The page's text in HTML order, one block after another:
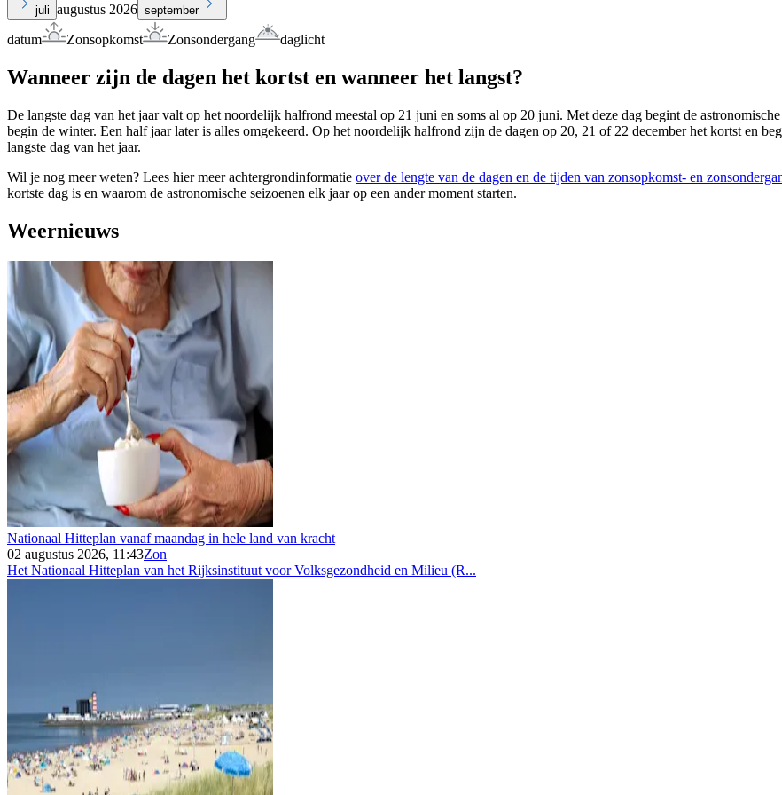
juli augustus 2026 september
datum Zonsopkomst Zonsondergang daglicht
Wanneer zijn de dagen het kortst en wanneer het langst?
De langste dag van het jaar valt op het noordelijk halfrond meestal op 21 juni en soms al op 20 juni. Met deze dag begint de
begin de winter. Een half jaar later is alles omgekeerd. Op het noordelijk halfrond zijn de dagen op 20, 21 of 22 december het kortst en
langste dag van het jaar.
Wil je nog meer weten? Lees hier meer achtergrondinformatie over de lengte van de dagen en de tijden van zonsopkomst- en
kortste dag is en waarom de astronomische seizoenen elk jaar op een ander moment starten.
Weernieuws
Nationaal Hitteplan vanaf maandag in hele land van kracht
02 augustus 2026, 11:43Zon
Het Nationaal Hitteplan van het Rijksinstituut voor Volksgezondheid en Milieu (R...